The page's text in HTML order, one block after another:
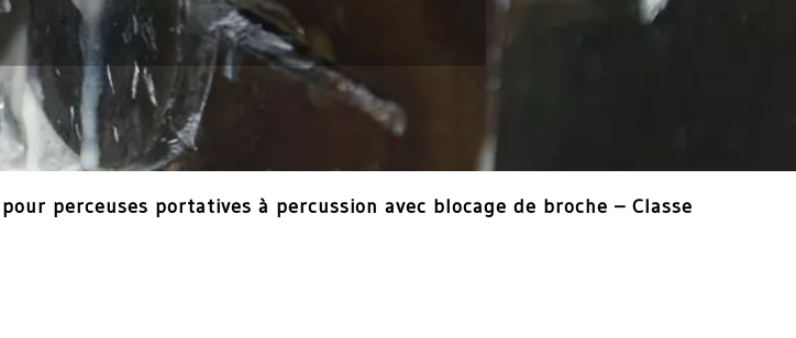
perceuses portatives à percussion avec blocage de broche – Classe